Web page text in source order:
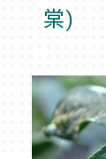
棠)